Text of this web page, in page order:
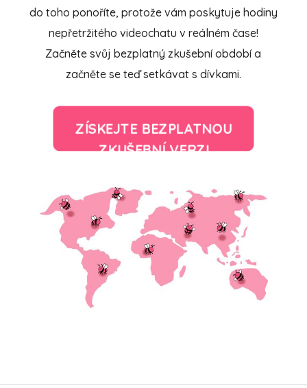
do toho ponoříte, protože vám poskytuje hodiny
nepřetržitého videochatu v reálném čase!
Začněte svůj bezplatný zkušební období a
začněte se teď setkávat s dívkami.
ZÍSKEJTE BEZPLATNOU
ZKUŠEBNÍ VERZI